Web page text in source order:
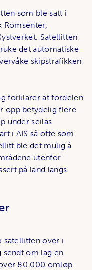
som ble satt i
Romsenter,
Satellitten
det automatiske
skipstrafikken
forklarer at fordelen
opp betydelig flere
under seilas
i AIS så ofte som
ble det mulig å
utenfor
på land langs
satellitten over i
sendt om lag en
80 000 omløp